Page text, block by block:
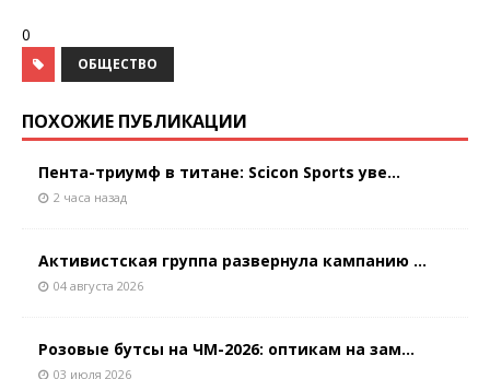
0
ОБЩЕСТВО
ПОХОЖИЕ ПУБЛИКАЦИИ
Пента-триумф в титане: Scicon Sports уве...
2 часа назад
Активистская группа развернула кампанию ...
04 августа 2026
Розовые бутсы на ЧМ-2026: оптикам на зам...
03 июля 2026